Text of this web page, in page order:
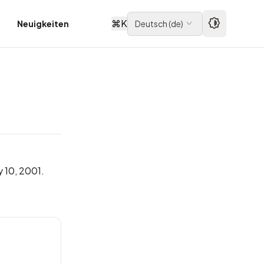
Neuigkeiten ⌘K Deutsch(de)
10, 2001.